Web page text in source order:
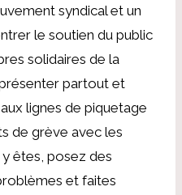
syndical et un
le soutien du public
solidaires de la
partout et
lignes de piquetage
de grève avec les
êtes, posez des
et faites